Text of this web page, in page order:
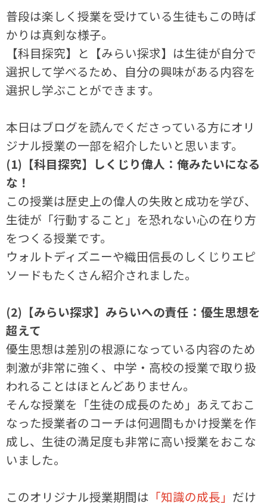
普段は楽しく授業を受けている生徒もこの時ば
かりは真剣な様子。
【科目探究】と【みらい探求】は生徒が自分で
選択して学べるため、自分の興味がある内容を
選択し学ぶことができます。
本日はブログを読んでくださっている方にオリ
ジナル授業の一部を紹介したいと思います。
(1)【科目探究】しくじり偉人：俺みたいになる
な！
この授業は歴史上の偉人の失敗と成功を学び、
生徒が「行動すること」を恐れない心の在り方
をつくる授業です。
ウォルトディズニーや織田信長のしくじりエピ
ソードもたくさん紹介されました。
(2)【みらい探求】みらいへの責任：優生思想を
超えて
優生思想は差別の根源になっている内容のため
刺激が非常に強く、中学・高校の授業で取り扱
われることはほとんどありません。
そんな授業を「生徒の成長のため」あえておこ
なった授業者のコーチは何週間もかけ授業を作
成し、生徒の満足度も非常に高い授業をおこな
いました。
このオリジナル授業期間は 「知識の成長」 だけ